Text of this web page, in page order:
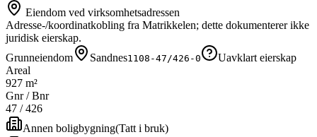
Eiendom ved virksomhetsadressen
Adresse-/koordinatkobling fra Matrikkelen; dette dokumenterer ikke
juridisk eierskap.
Grunneiendom
Sandnes1108-47/426-0
Uavklart eierskap
Areal
927 m²
Gnr / Bnr
47 /426
Annen boligbygning(Tatt i bruk)